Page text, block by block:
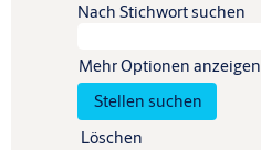
Nach Stichwort suchen
Mehr Optionen anzeigen
Löschen